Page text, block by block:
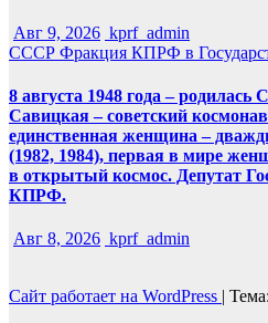
Авг 9, 2026 kprf_admin
СССР Фракция КПРФ в
8 августа 1948 года – родилась
Савицкая – советский
единственная женщина –
(1982, 1984), первая в мире
в открытый космос. Депутат
КПРФ.
Авг 8, 2026 kprf_admin
Сайт работает на WordPress |